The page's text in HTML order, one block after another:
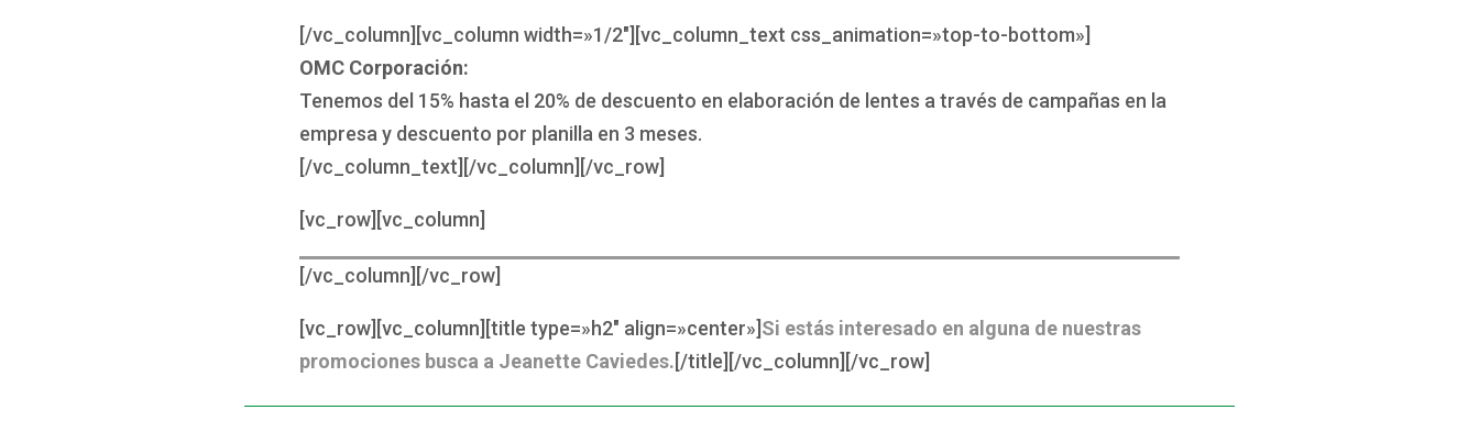
[/vc_column][vc_column width=»1/2″][vc_column_text css_animation=»top-to-bottom»]
OMC Corporación:
Tenemos del 15% hasta el 20% de descuento en elaboración de lentes a través de campañas en la
empresa y descuento por planilla en 3 meses.
[/vc_column_text][/vc_column][/vc_row]
[vc_row][vc_column]
[/vc_column][/vc_row]
[vc_row][vc_column][title type=»h2″ align=»center»]Si estás interesado en alguna de nuestras
promociones busca a Jeanette Caviedes.[/title][/vc_column][/vc_row]